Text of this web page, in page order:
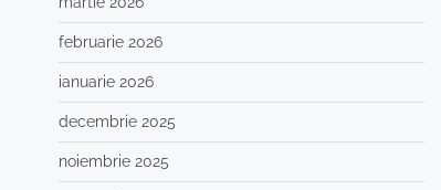
februarie 2026
ianuarie 2026
decembrie 2025
noiembrie 2025